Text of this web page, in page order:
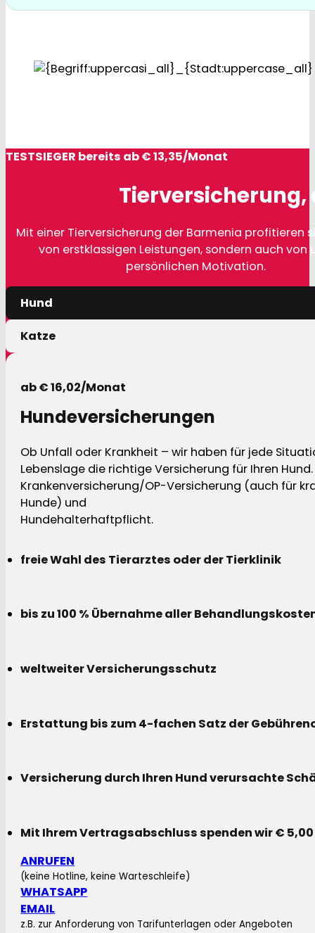
TESTSIEGER bereits ab € 13,35/Monat
Tierversicherung,
Mit einer Tierversicherung der Barmenia profitieren
von erstklassigen Leistungen, sondern auch von
persönlichen Motivation.
Hund
Katze
ab € 16,02/Monat
Hundeversicherungen
Ob Unfall oder Krankheit – wir haben für jede
Lebenslage die richtige Versicherung für Ihren Hund.
Krankenversicherung/OP-Versicherung (auch für
Hunde) und
Hundehalterhaftpflicht.
freie Wahl des Tierarztes oder der Tierklinik
bis zu 100 % Übernahme aller
weltweiter Versicherungsschutz
Erstattung bis zum 4-fachen Satz der
Versicherung durch Ihren Hund verursachte
Mit Ihrem Vertragsabschluss spenden wir €
ANRUFEN
(keine Hotline, keine Warteschleife)
WHATSAPP
EMAIL
z.B. zur Anforderung von Tarifunterlagen oder Angeboten